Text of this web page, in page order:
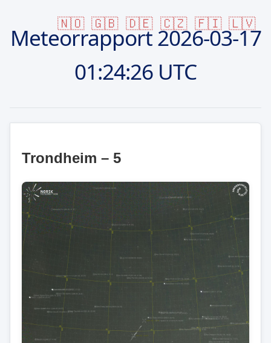
🇳🇴 🇬🇧 🇩🇪 🇨🇿 🇫🇮 🇱🇻
Meteorrapport2026-03-17
01:24:26 UTC
Trondheim – 5